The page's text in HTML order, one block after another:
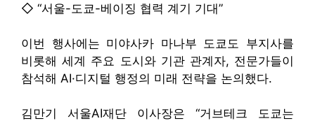
◇ “서울-도쿄-베이징 협력 계기 기대”
이번 행사에는 미야사카 마나부 도쿄도 부지사를
비롯해 세계 주요 도시와 기관 관계자, 전문가들이
참석해 AI·디지털 행정의 미래 전략을 논의했다.
김만기 서울AI재단 이사장은 “거브테크 도쿄는